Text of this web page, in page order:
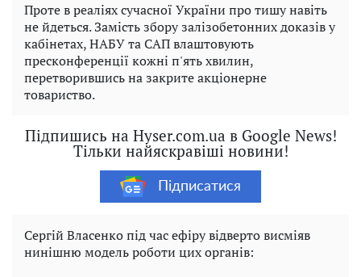
Проте в реаліях сучасної України про тишу навіть
не йдеться. Замість збору залізобетонних доказів у
кабінетах, НАБУ та САП влаштовують
пресконференції кожні п'ять хвилин,
перетворившись на закрите акціонерне
товариство.
Підпишись на Hyser.com.ua в Google News!
Тільки найяскравіші новини!
Підписатися
Сергій Власенко під час ефіру відверто висміяв
нинішню модель роботи цих органів: